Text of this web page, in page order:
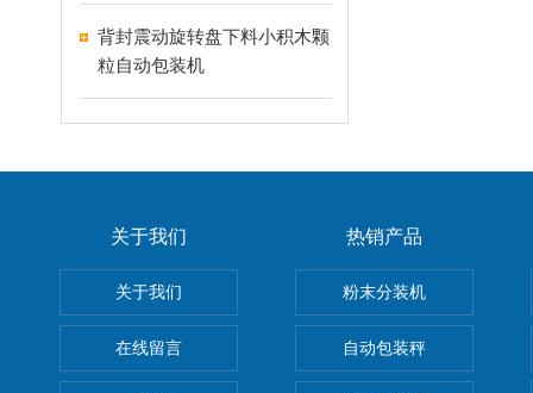
背封震动旋转盘下料小积木颗
粒自动包装机
关于我们
关于我们
在线留言
热销产品
粉末分装机
自动包装秤